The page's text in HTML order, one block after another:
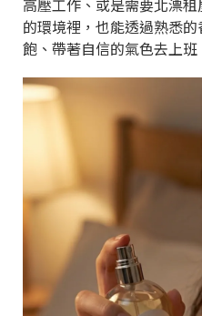
的環境裡，也能透過熟悉
飽、帶著自信的氣色去上班